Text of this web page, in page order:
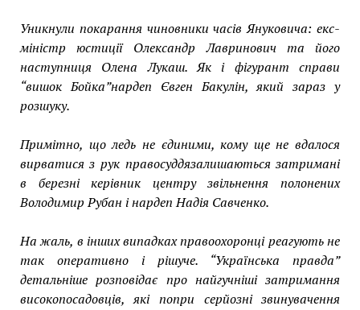
Уникнули покарання чиновники часів Януковича: екс-
міністр юстиції Олександр Лавриновичта його
наступниця Олена Лукаш. Як і фігурантсправи
“вишок Бойка”нардеп Євген Бакулін, який зараз у
розшуку.
Примітно, що ледь не єдиними, кому щене вдалося
вирватися з рук правосуддязалишаються затримані
в березні керівник центру звільнення полонених
Володимир Рубан і нардеп Надія Савченко.
На жаль, в інших випадках правоохоронці реагують не
так оперативно і рішуче. “Українська правда”
детальніше розповідає про найгучніші затримання
високопосадовців, які попри серйозні звинувачення